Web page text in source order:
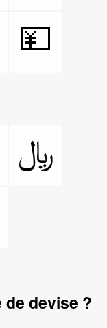
💴
﷼
de devise ?